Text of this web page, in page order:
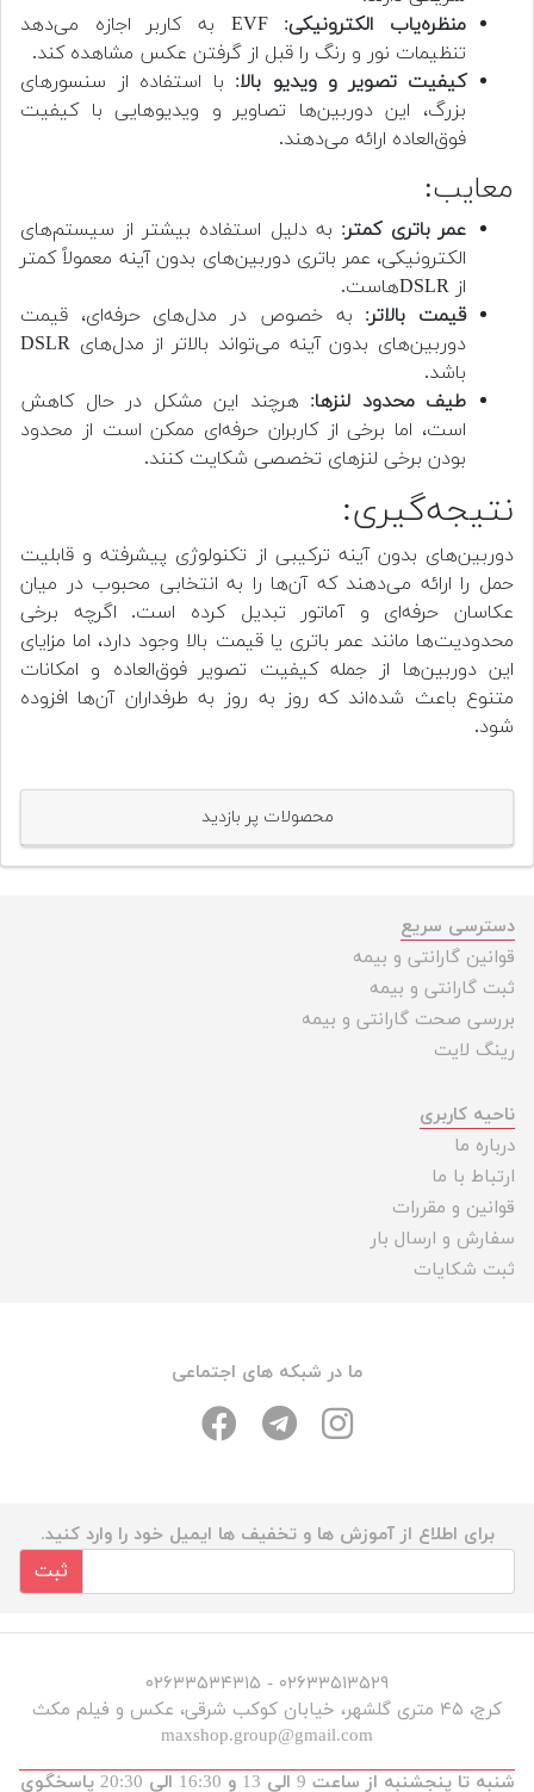
منظره‌یاب الکترونیکی
: EVF به کاربر اجازه می‌دهد
تنظیمات نور و رنگ را قبل از گرفتن عکس مشاهده کند.
کیفیت تصویر و ویدیو بالا: با استفاده از سنسورهای
بزرگ، این دوربین‌ها تصاویر و ویدیوهایی با کیفیت
فوق‌العاده ارائه می‌دهند.
معایب:
عمر باتری کمتر: به دلیل استفاده بیشتر از سیستم‌های
الکترونیکی، عمر باتری دوربین‌های بدون آینه معمولاً کمتر
از DSLRهاست.
قیمت بالاتر: به خصوص در مدل‌های حرفه‌ای، قیمت
دوربین‌های بدون آینه می‌تواند بالاتر از مدل‌های DSLR
باشد.
طیف محدود لنزها: هرچند این مشکل در حال کاهش
است، اما برخی از کاربران حرفه‌ای ممکن است از محدود
بودن برخی لنزهای تخصصی شکایت کنند.
نتیجه‌گیری:
دوربین‌های بدون آینه ترکیبی از تکنولوژی پیشرفته و قابلیت
حمل را ارائه می‌دهند که آن‌ها را به انتخابی محبوب در میان
عکاسان حرفه‌ای و آماتور تبدیل کرده است. اگرچه برخی
محدودیت‌ها مانند عمر باتری یا قیمت بالا وجود دارد، اما مزایای
این دوربین‌ها از جمله کیفیت تصویر فوق‌العاده و امکانات
متنوع باعث شده‌اند که روز به روز به طرفداران آن‌ها افزوده
شود.
محصولات پر بازدید
دسترسی سریع
قوانین گارانتی و بیمه
ثبت گارانتی و بیمه
بررسی صحت گارانتی و بیمه
رینگ لایت
ناحیه کاربری
درباره ما
ارتباط با ما
قوانین و مقررات
سفارش و ارسال بار
ثبت شکایات
ما در شبکه های اجتماعی
برای اطلاع از آموزش ها و تخفیف ها ایمیل خود را وارد کنید.
ثبت
۰۲۶۳۳۵۱۳۵۲۹ - ۰۲۶۳۳۵۳۴۳۱۵
کرج، ۴۵ متری گلشهر، خیابان کوکب شرقی، عکس و فیلم مکث
maxshop.group@gmail.com
شنبه تا پنجشنبه از ساعت 9 الی 13 و 16:30 الی 20:30 پاسخگوی